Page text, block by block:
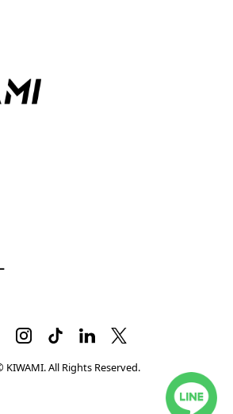
KIWAMI. All Rights Reserved.